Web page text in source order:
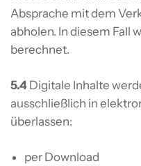
Absprache mit dem
abholen. In diesem Fall
berechnet.
5.4 Digitale Inhalte
ausschließlich in
überlassen:
per Download